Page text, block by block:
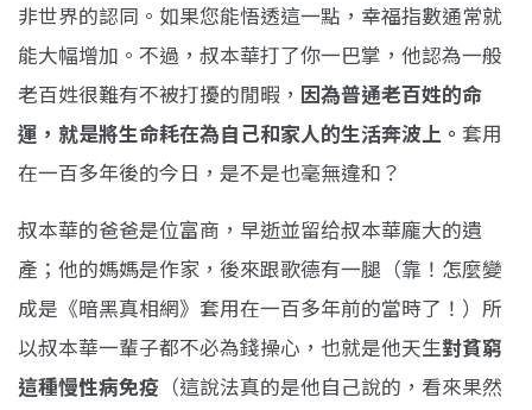
非世界的認同。如果您能悟透這一點，幸福指數通常就
能大幅增加。不過，叔本華打了你一巴掌，他認為一般
老百姓很難有不被打擾的閒暇， 因為普通老百姓的命
運，就是將生命耗在為自己和家人的生活奔波上。 套用
在一百多年後的今日，是不是也毫無違和？
叔本華的爸爸是位富商，早逝並留给叔本華龐大的遺
產；他的媽媽是作家，後來跟歌德有一腿（靠！怎麼變
成是《暗黑真相網》套用在一百多年前的當時了！）所
以叔本華一輩子都不必為錢操心，也就是他天生對貧窮
這種慢性病免疫 （這說法真的是他自己說的，看來果然